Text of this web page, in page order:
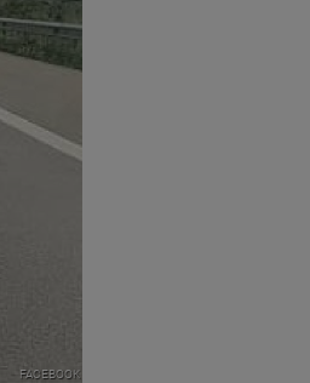
FACEBOOK